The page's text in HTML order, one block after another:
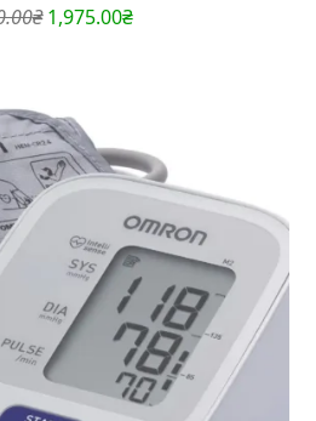
₴ Оригінальна
1,975.00₴Поточна